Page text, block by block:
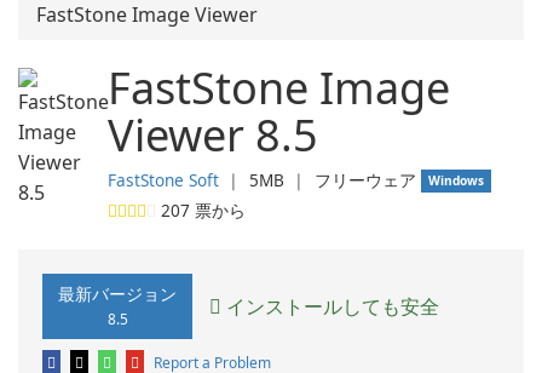
FastStone Image Viewer
FastStone Image
Viewer 8.5
FastStone Soft ❘ 5MB ❘ フリーウェア Windows
207 票から
最新バージョン
8.5 インストールしても安全
Report a Problem